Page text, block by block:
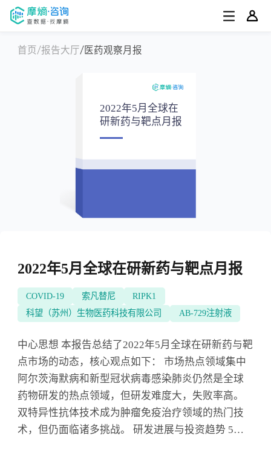
首页 报告大厅 医药观察月报
2022年5月全球在
研新药与靶点月报
2022年5月全球在研新药与靶点月报
COVID-19 索凡替尼
RIPK1
科望（苏州）生物医药科技有限公司
AB-729注射液
中心思想 本报告总结了2022年5月全球在研新药与靶
点市场的动态，核心观点如下： 市场热点领域集中
阿尔茨海默病和新型冠状病毒感染肺炎仍然是全球
药物研发的热点领域，但研发难度大，失败率高。
双特异性抗体技术成为肿瘤免疫治疗领域的热门技
术，但仍面临诸多挑战。 研发进展与投资趋势 5月